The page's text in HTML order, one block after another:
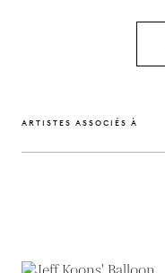
ARTISTES ASSOCIÉS À